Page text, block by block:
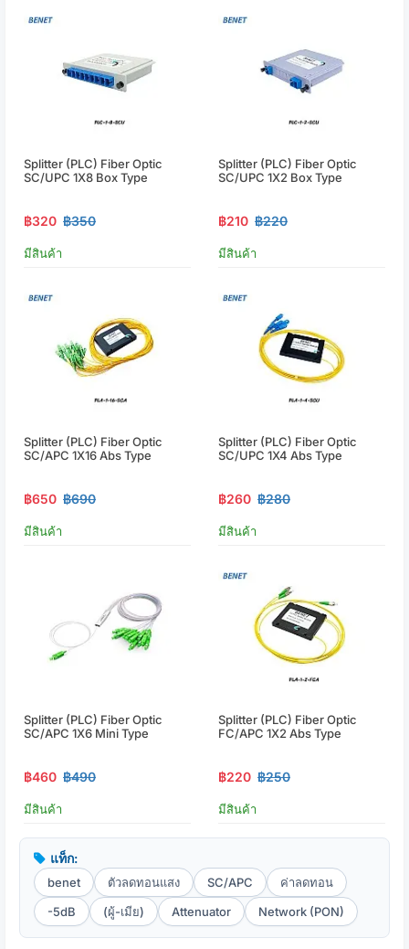
Splitter (PLC) Fiber Optic
SC/UPC 1X8 Box Type
฿320 ฿350
มีสินค้า
Splitter (PLC) Fiber Optic
SC/UPC 1X2 Box Type
฿210 ฿220
มีสินค้า
Splitter (PLC) Fiber Optic
SC/APC 1X16 Abs Type
฿650 ฿690
มีสินค้า
Splitter (PLC) Fiber Optic
SC/UPC 1X4 Abs Type
฿260 ฿280
มีสินค้า
Splitter (PLC) Fiber Optic
SC/APC 1X6 Mini Type
฿460 ฿490
มีสินค้า
Splitter (PLC) Fiber Optic
FC/APC 1X2 Abs Type
฿220 ฿250
มีสินค้า
แท็ก:
benet ตัวลดทอนแสง SC/APC
ค่าลดทอน
-5dB
(ผู้-เมีย) Attenuator Network (PON)